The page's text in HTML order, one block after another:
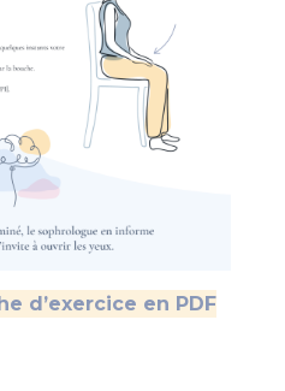
d’exercice en PDF